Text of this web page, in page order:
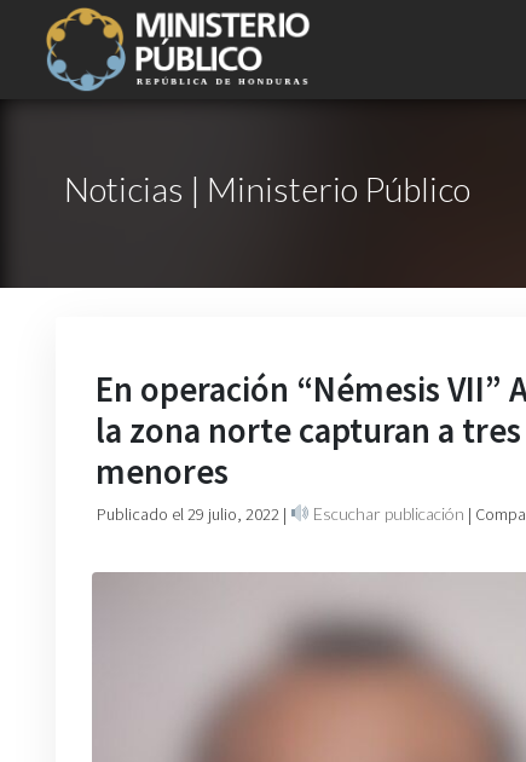
Noticias | Ministerio Público
En operación “Némesis VII”
la zona norte capturan a
menores
Publicado el 29 julio, 2022 | Escuchar publicación |